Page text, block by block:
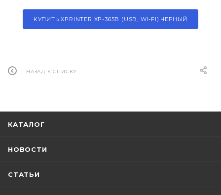
КУПИТЬ XPRINTER XP-365B (USB, WI-FI) ЧЕРНЫЙ
НАЗАД К СПИСКУ
КАТАЛОГ
НОВОСТИ
СТАТЬИ